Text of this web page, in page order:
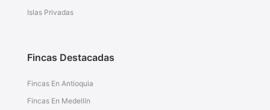
Islas Privadas
Fincas Destacadas
Fincas En Antioquia
Fincas En Medellín